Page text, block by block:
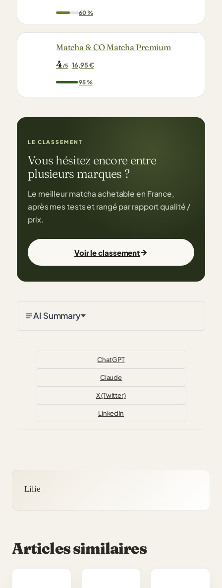
60 %
Matcha & CO Matcha Premium
4/5 16,95 €
95 %
LE CLASSEMENT
Vous hésitez encore entre
plusieurs marques ?
Le meilleur matcha achetable en France,
après mes tests et rangé par rapport qualité /
prix.
Voir le classement→
AI Summary
ChatGPT
Claude
X (Twitter)
LinkedIn
Lilie
Articles similaires